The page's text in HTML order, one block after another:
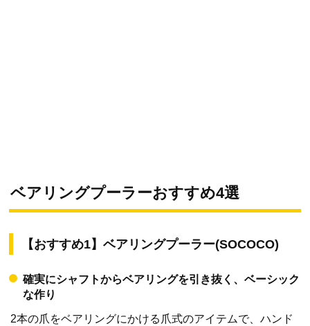
ベアリングプーラーおすすめ4選
【おすすめ1】ベアリングプーラー(SOCOCO)
確実にシャフトからベアリングを引き抜く、ベーシック
な作り
2本の爪をベアリングにかける爪式のアイテムで、ハンド